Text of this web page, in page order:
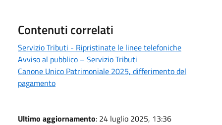
Contenuti correlati
Servizio Tributi - Ripristinate le linee telefoniche
Avviso al pubblico – Servizio Tributi
Canone Unico Patrimoniale 2025, differimento del
pagamento
Ultimo aggiornamento: 24 luglio 2025, 13:36